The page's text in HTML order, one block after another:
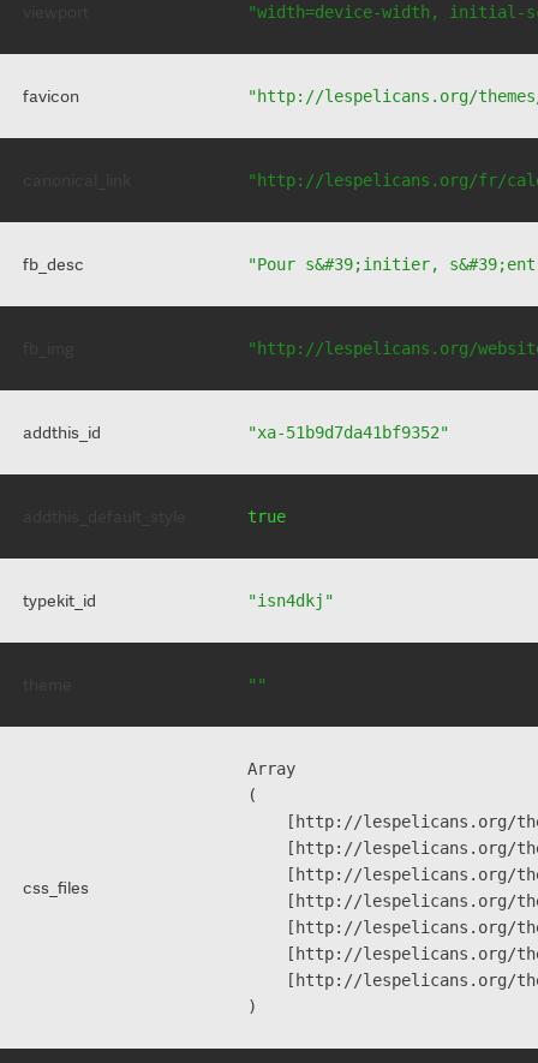
"width=device-width, initial-
favicon "http://lespelicans.org/
"http://lespelicans.org/fr/
fb_desc "Pour s&#39;initier,
"http://lespelicans.org/
addthis_id "xa-51b9d7da41bf9352"
true
typekit_id "isn4dkj"
""
css_files
Array
(
[http://lespelicans.org/
[http://lespelicans.org/
[http://lespelicans.org/
[http://lespelicans.org/
[http://lespelicans.org/
[http://lespelicans.org/
[http://lespelicans.org/